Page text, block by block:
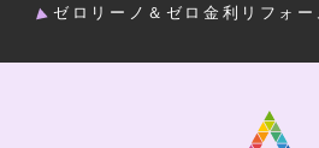
ゼロリーノ＆ゼロ金利リフォー